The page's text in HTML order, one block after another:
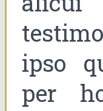
ipso
per